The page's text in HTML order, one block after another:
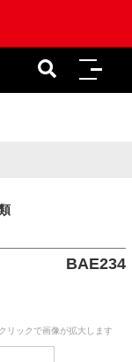
BAE234
リックで画像が拡大します